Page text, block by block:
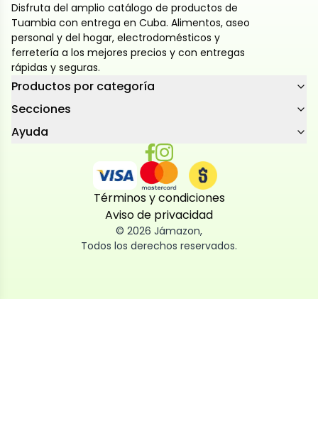
Disfruta del amplio catálogo de productos de
Tuambia con entrega en Cuba. Alimentos, aseo
personal y del hogar, electrodomésticos y
ferretería a los mejores precios y con entregas
rápidas y seguras.
Productos por categoría
Secciones
Ayuda
Términos y condiciones
Aviso de privacidad
© 2026 Jámazon,
Todos los derechos reservados.